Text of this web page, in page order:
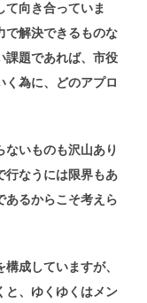
て向き合っていま
で解決できるものな
課題であれば、市役
く為に、どのアプロ
いものも沢山あり
行なうには限界もあ
あるからこそ考えら
成していますが、
と、ゆくゆくはメン